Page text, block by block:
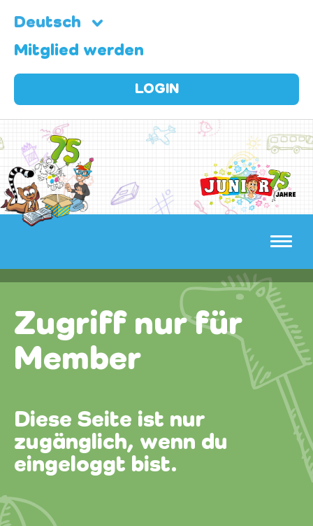
Deutsch
Mitglied werden
LOGIN
Zugriff nur für
Member
Diese Seite ist nur
zugänglich, wenn du
eingeloggt bist.